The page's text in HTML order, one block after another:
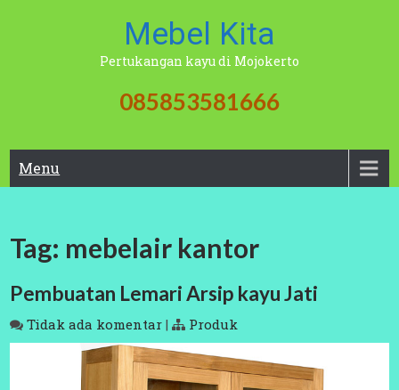
Mebel Kita
Pertukangan kayu di Mojokerto
085853581666
Menu
Tag: mebelair kantor
Pembuatan Lemari Arsip kayu Jati
Tidak ada komentar | Produk